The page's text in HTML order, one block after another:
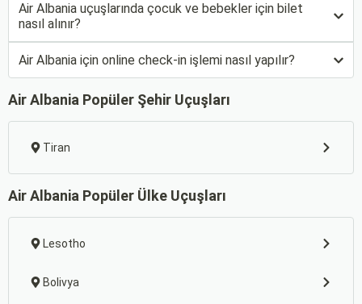
Air Albania uçuşlarında çocuk ve bebekler için bilet
nasıl alınır?
Air Albania için online check-in işlemi nasıl yapılır?
Air Albania Popüler Şehir Uçuşları
Tiran
Air Albania Popüler Ülke Uçuşları
Lesotho
Bolivya